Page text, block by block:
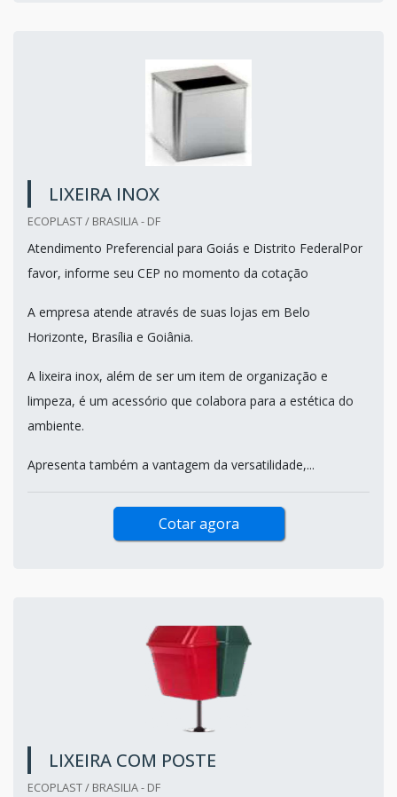
LIXEIRA INOX
ECOPLAST / BRASILIA - DF
Atendimento Preferencial para Goiás e Distrito FederalPor
favor, informe seu CEP no momento da cotação
A empresa atende através de suas lojas em Belo
Horizonte, Brasília e Goiânia.
A lixeira inox, além de ser um item de organização e
limpeza, é um acessório que colabora para a estética do
ambiente.
Apresenta também a vantagem da versatilidade,...
Cotar agora
LIXEIRA COM POSTE
ECOPLAST / BRASILIA - DF